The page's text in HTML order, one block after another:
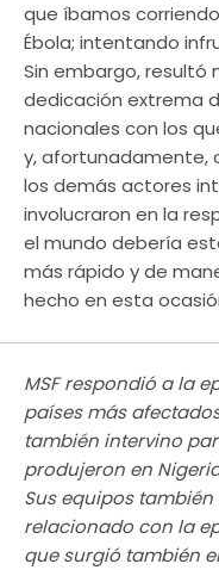
que íbamos
Ébola; intentando
Sin embargo, resultó
dedicación extrema
nacionales con los
y, afortunadamente,
los demás actores
involucraron en la
el mundo debería
más rápido y de
hecho en esta
MSF respondió a la
países más
también intervino
produjeron en
Sus equipos
relacionado con la
que surgió también